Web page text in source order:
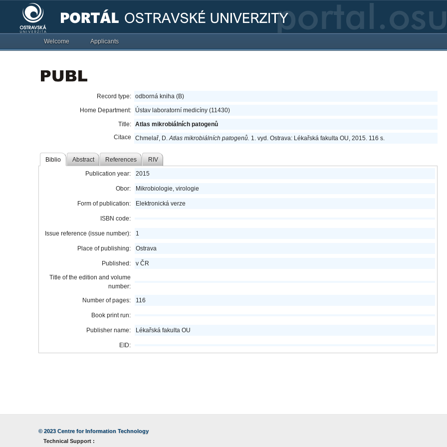
Welcome Applicants
Record type: odborná kniha (B)
Home Department:
Ústav laboratorní medicíny (11430)
Title: Atlas mikrobiálních patogenů
Citace
Chmelař, D.Atlas mikrobiálních patogenů. 1. vyd. Ostrava: Lékařská fakulta OU, 2015. 116 s.
Biblio Abstract References RIV
Publication year: 2015
Obor: Mikrobiologie, virologie
Form of publication: Elektronická verze
ISBN code:
Issue reference (issue number): 1
Place of publishing: Ostrava
Published:
v ČR
Title of the edition and volume
number:
Number of pages:
116
Book print run:
Publisher name: Lékařská fakulta OU
EID:
© 2023Centre for Information Technology
Technical Support :